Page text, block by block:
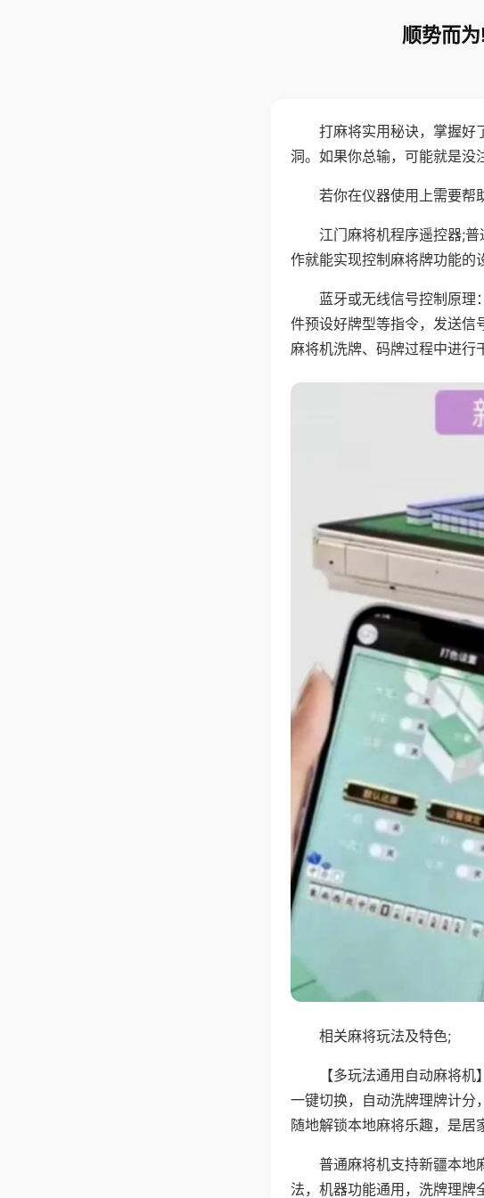
顺势而
打麻将实用秘诀，掌握好
洞。如果你总输，可能就是没
若你在仪器使用上需要帮
江门麻将机程序遥控器;
作就能实现控制麻将牌功能的
蓝牙或无线信号控制原理
件预设好牌型等指令，发送信
麻将机洗牌、码牌过程中进行
相关麻将玩法及特色;
【多玩法通用自动麻将
一键切换，自动洗牌理牌计分
随地解锁本地麻将乐趣，是居
普通麻将机支持新疆本地
法，机器功能通用，洗牌理牌